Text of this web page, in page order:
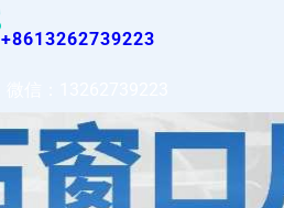
+8613262739223